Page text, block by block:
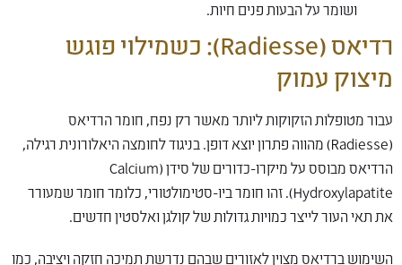
ושומר על הבעות פנים חיות.
רדיאס (Radiesse): כשמילוי פוגש
מיצוק עמוק
עבור מטופלות הזקוקות ליותר מאשר רק נפח, חומר הרדיאס
(Radiesse) מהווה פתרון יוצא דופן. בניגוד לחומצה היאלורונית רגילה,
הרדיאס מבוסס על מיקרו-כדורים של סידן (Calcium
Hydroxylapatite). זהו חומר ביו-סטימולטורי, כלומר חומר שמעורר
את תאי העור לייצר כמויות גדולות של קולגן ואלסטין חדשים.
השימוש ברדיאס מצוין לאזורים שבהם נדרשת תמיכה חזקה ויציבה, כמו